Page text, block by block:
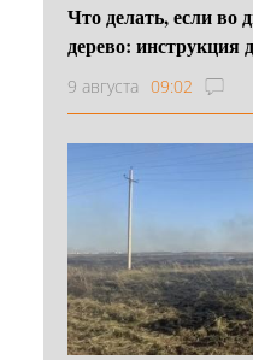
Что делать, если во
дерево: инструкция
9 августа 09:02